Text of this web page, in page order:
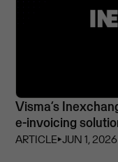
Visma’s
e-invoicing
ARTICLE⏵JUN 1, 2026